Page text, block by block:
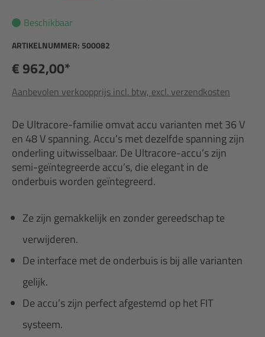
Beschikbaar
ARTIKELNUMMER: 500082
€ 962,00*
Aanbevolen verkoopprijs incl. btw, excl. verzendkosten
De Ultracore-familie omvat accu varianten met 36 V
en 48 V spanning. Accu’s met dezelfde spanning zijn
onderling uitwisselbaar. De Ultracore-accu’s zijn
semi-geïntegreerde accu’s, die elegant in de
onderbuis worden geïntegreerd.
Ze zijn gemakkelijk en zonder gereedschap te
verwijderen.
De interface met de onderbuis is bij alle varianten
gelijk.
De accu’s zijn perfect afgestemd op het FIT
systeem.